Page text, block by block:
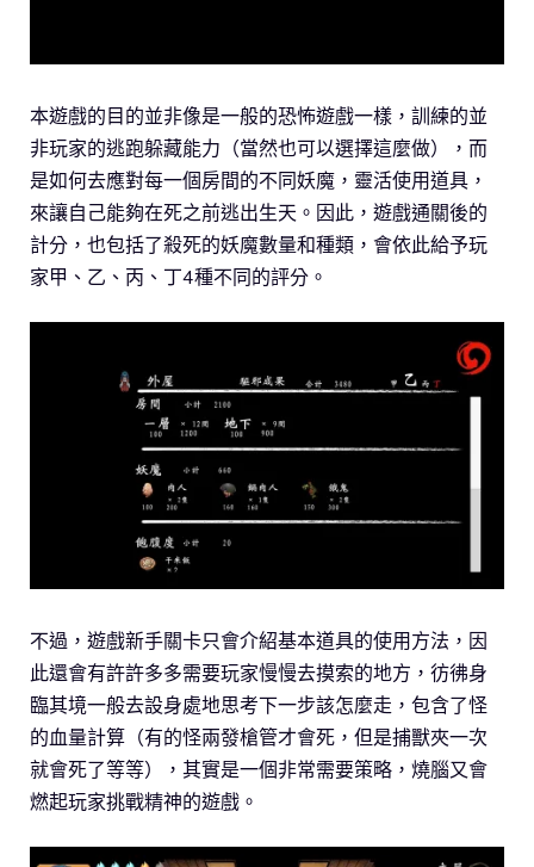
本遊戲的目的並非像是一般的恐怖遊戲一樣，訓練的並
非玩家的逃跑躲藏能力（當然也可以選擇這麼做），而
是如何去應對每一個房間的不同妖魔，靈活使用道具，
來讓自己能夠在死之前逃出生天。因此，遊戲通關後的
計分，也包括了殺死的妖魔數量和種類，會依此給予玩
家甲、乙、丙、丁4種不同的評分。
不過，遊戲新手關卡只會介紹基本道具的使用方法，因
此還會有許許多多需要玩家慢慢去摸索的地方，彷彿身
臨其境一般去設身處地思考下一步該怎麼走，包含了怪
的血量計算（有的怪兩發槍管才會死，但是捕獸夾一次
就會死了等等），其實是一個非常需要策略，燒腦又會
燃起玩家挑戰精神的遊戲。